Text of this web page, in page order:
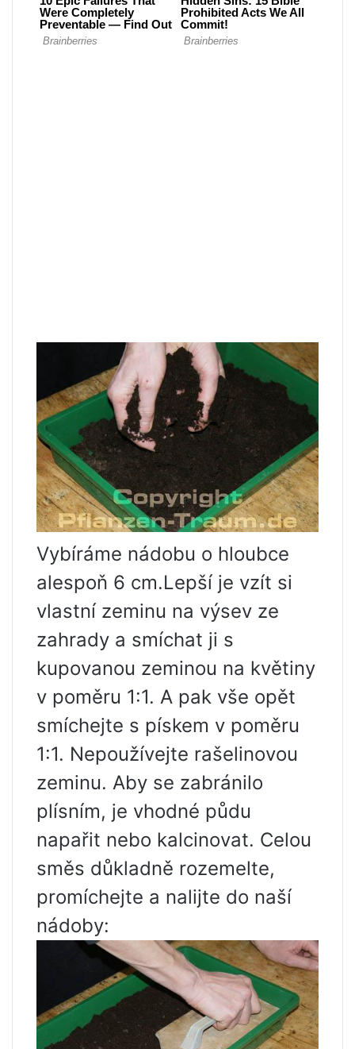
Vybíráme nádobu o hloubce
alespoň 6 cm.Lepší je vzít si
vlastní zeminu na výsev ze
zahrady a smíchat ji s
kupovanou zeminou na květiny
v poměru 1:1. A pak vše opět
smíchejte s pískem v poměru
1:1. Nepoužívejte rašelinovou
zeminu. Aby se zabránilo
plísním, je vhodné půdu
napařit nebo kalcinovat. Celou
směs důkladně rozemelte,
promíchejte a nalijte do naší
nádoby: